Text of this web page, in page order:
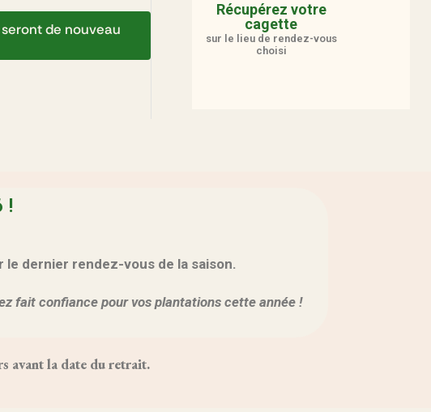
de nouveau
Récupérez votre
cagette
sur le lieu de rendez-vous
choisi
!
le dernier rendez-vous de la saison.
fait confiance pour vos plantations cette année !
avant la date du retrait.